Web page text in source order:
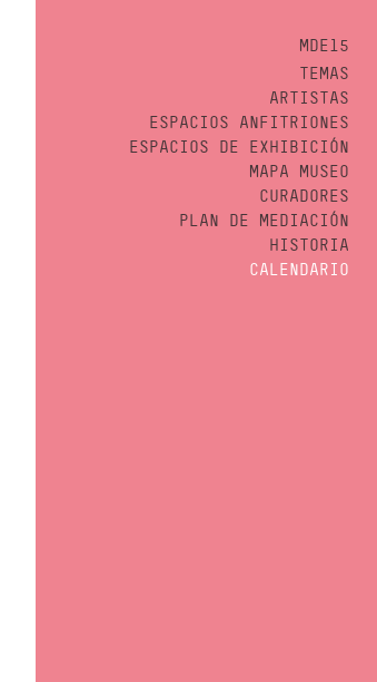
MDE15
TEMAS
ARTISTAS
ESPACIOS ANFITRIONES
ESPACIOS DE EXHIBICIÓN
MAPA MUSEO
CURADORES
PLAN DE MEDIACIÓN
HISTORIA
CALENDARIO